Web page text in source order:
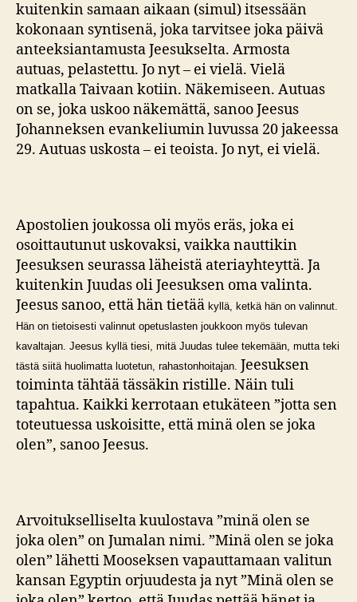
kuitenkin samaan aikaan (simul) itsessään
kokonaan syntisenä, joka tarvitsee joka päivä
anteeksiantamusta Jeesukselta. Armosta
autuas, pelastettu. Jo nyt – ei vielä. Vielä
matkalla Taivaan kotiin. Näkemiseen. Autuas
on se, joka uskoo näkemättä, sanoo Jeesus
Johanneksen evankeliumin luvussa 20 jakeessa
29. Autuas uskosta – ei teoista. Jo nyt, ei vielä.
Apostolien joukossa oli myös eräs, joka ei
osoittautunut uskovaksi, vaikka nauttikin
Jeesuksen seurassa läheistä ateriayhteyttä. Ja
kuitenkin Juudas oli Jeesuksen oma valinta.
Jeesus sanoo, että hän tietää kyllä, ketkä hän on valinnut.
Hän on tietoisesti valinnut opetuslasten joukkoon myös tulevan
kavaltajan. Jeesus kyllä tiesi, mitä Juudas tulee tekemään, mutta teki
tästä siitä huolimatta luotetun, rahastonhoitajan. Jeesuksen
toiminta tähtää tässäkin ristille. Näin tuli
tapahtua. Kaikki kerrotaan etukäteen ”jotta sen
toteutuessa uskoisitte, että minä olen se joka
olen”, sanoo Jeesus.
Arvoitukselliselta kuulostava ”minä olen se
joka olen” on Jumalan nimi. ”Minä olen se joka
olen” lähetti Mooseksen vapauttamaan valitun
kansan Egyptin orjuudesta ja nyt ”Minä olen se